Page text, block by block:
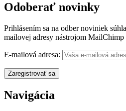
Odoberať novinky
Prihlásením sa na odber noviniek
mailovej adresy nástrojom MailChimp
E-mailová adresa:
Navigácia